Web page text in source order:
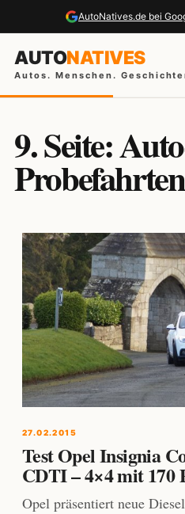
AutoNatives.de bei
AUTONATIVES
Autos. Menschen.
9. Seite:
Probefahrten
27.02.2015
Test Opel Insignia
CDTI – 4×4 mit 170
Opel präsentiert neue